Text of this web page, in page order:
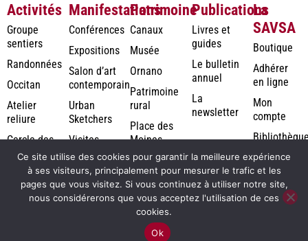
Activités
Groupe
sentiers
Randonnées
Occitan
Atelier
reliure
Cercle des
Jardiniers
Manifestations
Conférences
Expositions
Salon d’art
contemporain
Urban
Sketchers
Visites
Patrimoine
Canaux
Musée
Ornano
Patrimoine
rural
Place des
Moines
Publications
Livres et
guides
Le bulletin
annuel
La
newsletter
La
SAVSA
Boutique
Adhérer
en ligne
Mon
compte
numérique
Rodolausse
Création de site internet à Montauban : agence de
Ce site utilise des cookies pour garantir la meilleure expérience
à ses visiteurs, principalement pour mesurer le trafic et les
pages que vous visitez. Si vous continuez à utiliser notre site,
nous considérerons que vous acceptez l'utilisation de ces
cookies.
Ok